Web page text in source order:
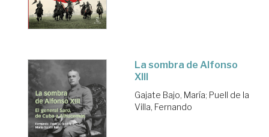
La sombra de Alfonso
XIII
Gajate Bajo, María; Puell de la
Villa, Fernando